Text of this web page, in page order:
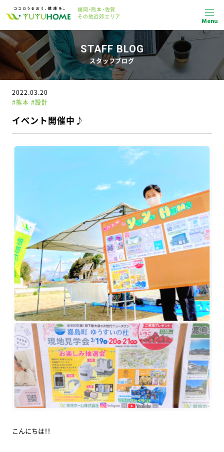
福岡・熊本・佐賀
その他近郊エリア
Menu
STAFF BLOG
スタッフブログ
2022.03.20
#熊本 #設計
イベント開催中♪
こんにちは！！